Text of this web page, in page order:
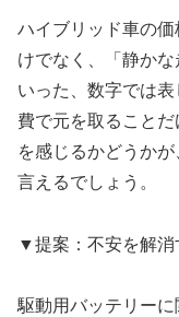
ハイブリッド車の
けでなく、「静か
いった、数字では
費で元を取ること
を感じるかどうか
言えるでしょう。
▼提案：不安を解消
駆動用バッテリー